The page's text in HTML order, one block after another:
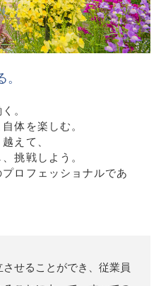
。
体を楽しむ。
えて、
挑戦しよう。
ロフェッショナルであ
せることができ、従業員